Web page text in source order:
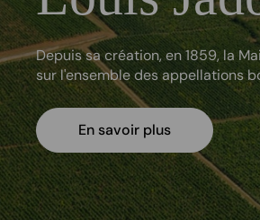
Depuis sa création, en 1859, la
sur l'ensemble des appellations
En savoir plus